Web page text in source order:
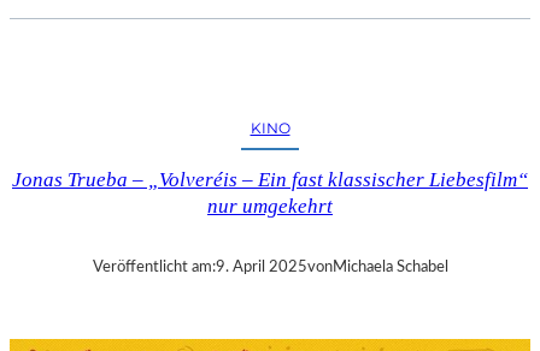
N
B
R
„
KINO
Jonas Trueba – „Volveréis – Ein fast klassischer Liebesfilm“
nur umgekehrt
Veröffentlicht am:9. April 2025vonMichaela Schabel